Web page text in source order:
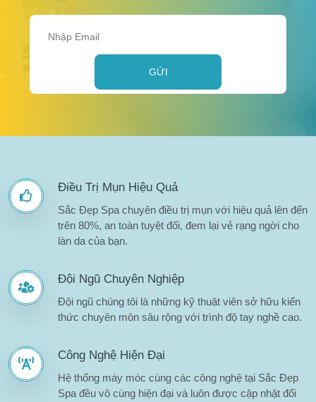
GỬI
Điều Trị Mụn Hiệu Quả
Sắc Đẹp Spa chuyên điều trị mụn với hiệu quả lên đến
trên 80%, an toàn tuyệt đối, đem lại vẻ rạng ngời cho
làn da của bạn.
Đội Ngũ Chuyên Nghiệp
Đội ngũ chúng tôi là những kỹ thuật viên sở hữu kiến
thức chuyên môn sâu rộng với trình độ tay nghề cao.
Công Nghệ Hiện Đại
Hệ thống máy móc cùng các công nghệ tại Sắc Đẹp
Spa đều vô cùng hiện đại và luôn được cập nhật đổi